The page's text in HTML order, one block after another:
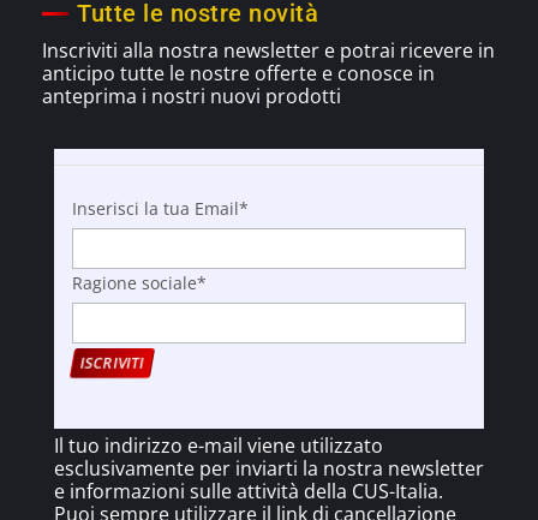
Tutte le nostre novità
Inscriviti alla nostra newsletter e potrai ricevere in
anticipo tutte le nostre offerte e conosce in
anteprima i nostri nuovi prodotti
Inserisci la tua Email*
Ragione sociale*
Il tuo indirizzo e-mail viene utilizzato
esclusivamente per inviarti la nostra newsletter
e informazioni sulle attività della CUS-Italia.
Puoi sempre utilizzare il link di cancellazione